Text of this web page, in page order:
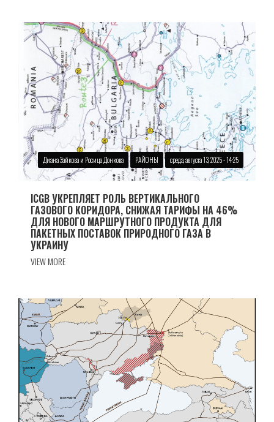
Диана Зайкова и Росица Донкова РАЙОНЫ среда, августа 13, 2025 - 14:25
ICGB УКРЕПЛЯЕТ РОЛЬ ВЕРТИКАЛЬНОГО
ГАЗОВОГО КОРИДОРА, СНИЖАЯ ТАРИФЫ НА 46%
ДЛЯ НОВОГО МАРШРУТНОГО ПРОДУКТА ДЛЯ
ПАКЕТНЫХ ПОСТАВОК ПРИРОДНОГО ГАЗА В
УКРАИНУ
VIEW MORE